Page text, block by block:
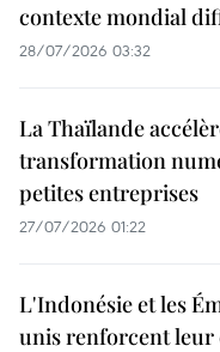
contexte mondial
28/07/2026 03:32
La Thaïlande
transformation
petites entreprises
27/07/2026 01:22
L'Indonésie et les
unis renforcent leur